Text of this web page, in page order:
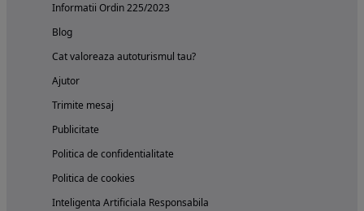
Informatii Ordin 225/2023
Blog
Cat valoreaza autoturismul tau?
Ajutor
Trimite mesaj
Publicitate
Politica de confidentialitate
Politica de cookies
Inteligenta Artificiala Responsabila